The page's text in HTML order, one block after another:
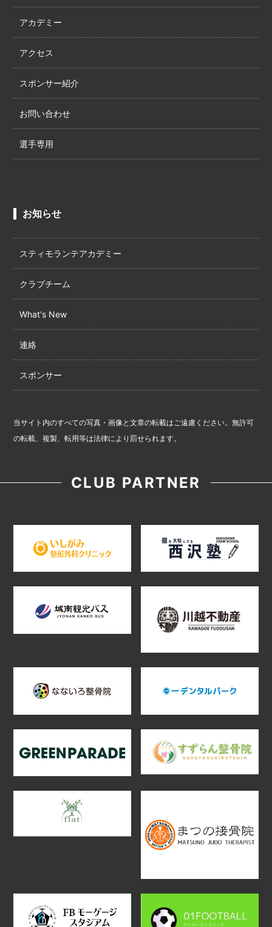
アカデミー
アクセス
スポンサー紹介
お問い合わせ
選手専用
お知らせ
スティモランテアカデミー
クラブチーム
What's New
連絡
スポンサー
当サイト内のすべての写真・画像と文章の転載はご遠慮ください。無許可
の転載、複製、転用等は法律により罰せられます。
CLUB PARTNER